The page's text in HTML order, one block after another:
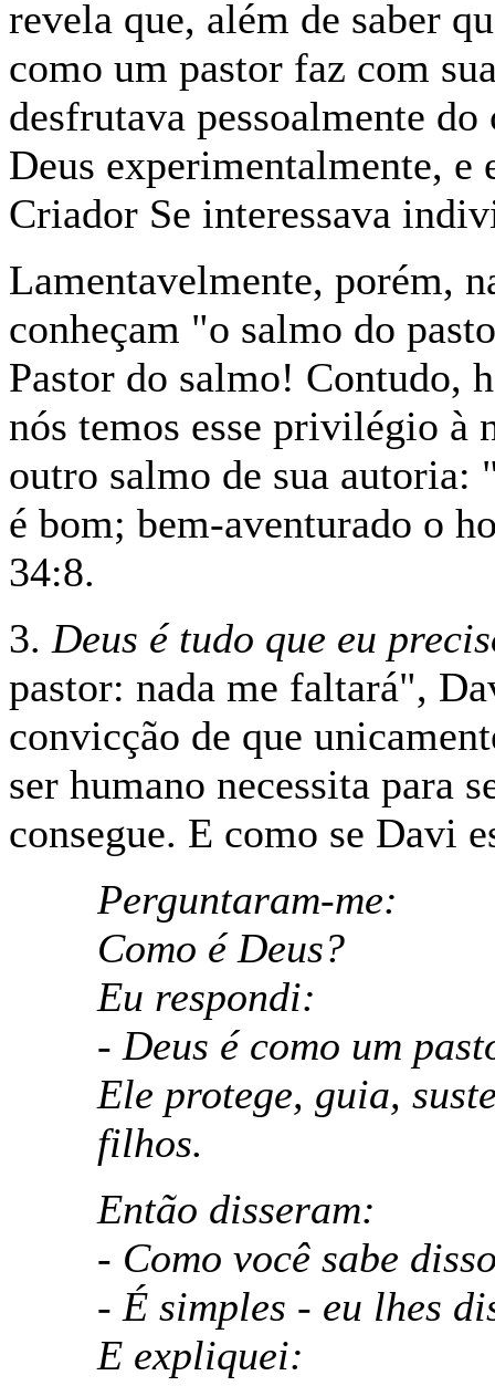
revela que, além de saber
como um pastor faz com
desfrutava pessoalmente
Deus experimentalmente, e
Criador Se interessava
Lamentavelmente, porém,
conheçam "o salmo do
Pastor do salmo! Contudo,
nós temos esse privilégio à
outro salmo de sua autoria:
é bom; bem-aventurado o
34:8.
3. Deus é tudo que eu
pastor: nada me faltará",
convicção de que
ser humano necessita para
consegue. E como se Davi
Perguntaram-me:
Como é Deus?
Eu respondi:
- Deus é como um
Ele protege, guia,
filhos.
Então disseram:
- Como você sabe
- É simples - eu lhes
E expliquei: